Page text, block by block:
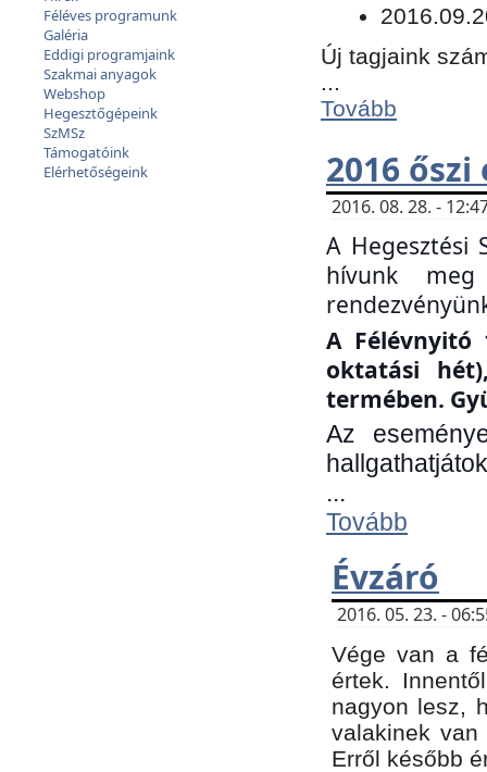
Féléves programunk
Galéria
Eddigi programjaink
Szakmai anyagok
Webshop
Hegesztőgépeink
SzMSz
Támogatóink
Elérhetőségeink
Új tagjaink
...
Tovább
2016
2016. 08. 28. -
A Hegesztési
hívunk
A Félévnyitó
oktatási
termében.
Az
...
Tovább
Évzáró
2016. 05. 23. -
Vége van a
értek.
nagyon lesz,
valakinek
Erről később